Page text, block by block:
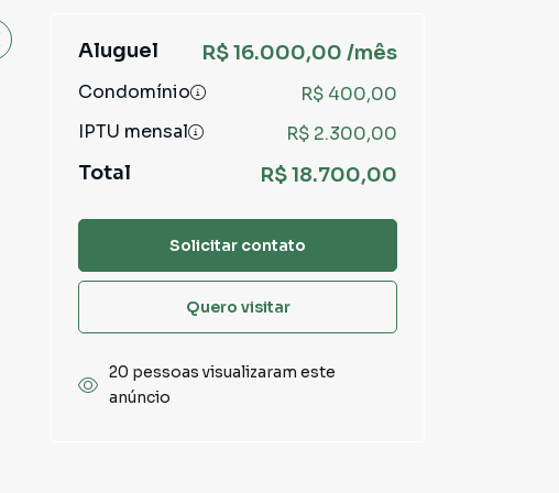
Aluguel R$ 16.000,00 /mês
Condomínio
R$ 400,00
IPTU mensal
R$ 2.300,00
Total R$ 18.700,00
Solicitar contato
Quero visitar
20 pessoas visualizaram este
anúncio